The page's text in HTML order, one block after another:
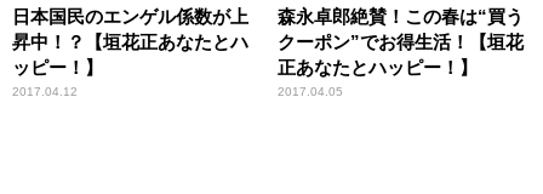
日本国民のエンゲル係数が上
昇中！？【垣花正あなたとハ
ッピー！】
2017.04.12
森永卓郎絶賛！この春は“買う
クーポン”でお得生活！【垣花
正あなたとハッピー！】
2017.04.05